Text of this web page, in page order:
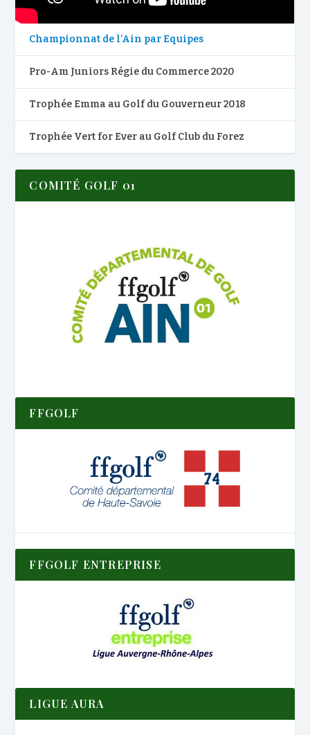
Championnat de l’Ain par Equipes
Pro-Am Juniors Régie du Commerce 2020
Trophée Emma au Golf du Gouverneur 2018
Trophée Vert for Ever au Golf Club du Forez
COMITÉ GOLF 01
FFGOLF
FFGOLF ENTREPRISE
LIGUE AURA